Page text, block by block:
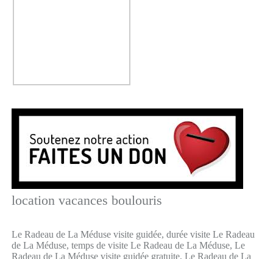
location vacances boulouris
Le Radeau de La Méduse visite guidée, durée visite Le Radeau
de La Méduse, temps de visite Le Radeau de La Méduse, Le
Radeau de La Méduse visite guidée gratuite, Le Radeau de La